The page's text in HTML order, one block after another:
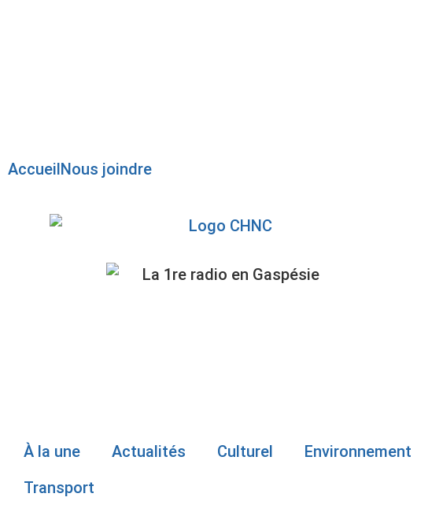
AccueilNous joindre
À la une Actualités Culturel Environnement
Transport